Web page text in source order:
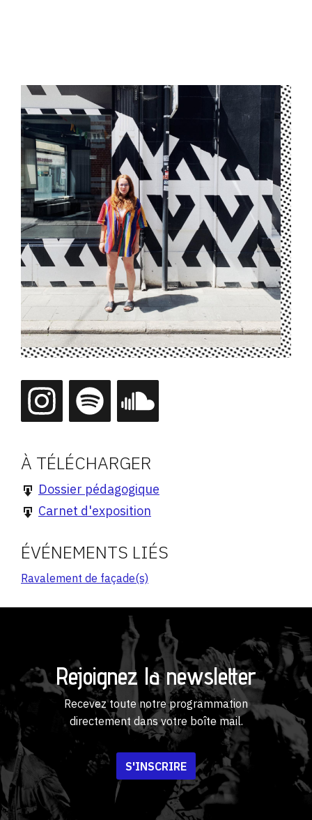
À TÉLÉCHARGER
Dossier pédagogique
Carnet d'exposition
ÉVÉNEMENTS LIÉS
Ravalement de façade(s)
Rejoignez la newsletter
Recevez toute notre programmation
directement dans votre boîte mail.
S'INSCRIRE